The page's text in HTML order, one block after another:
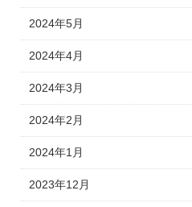
2024年5月
2024年4月
2024年3月
2024年2月
2024年1月
2023年12月